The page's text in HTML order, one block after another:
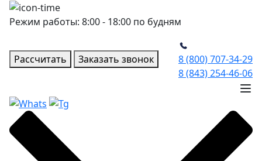
Режим работы: 8:00 - 18:00 по будням
Рассчитать Заказать звонок
8 (800) 707-34-29
8 (843) 254-46-06